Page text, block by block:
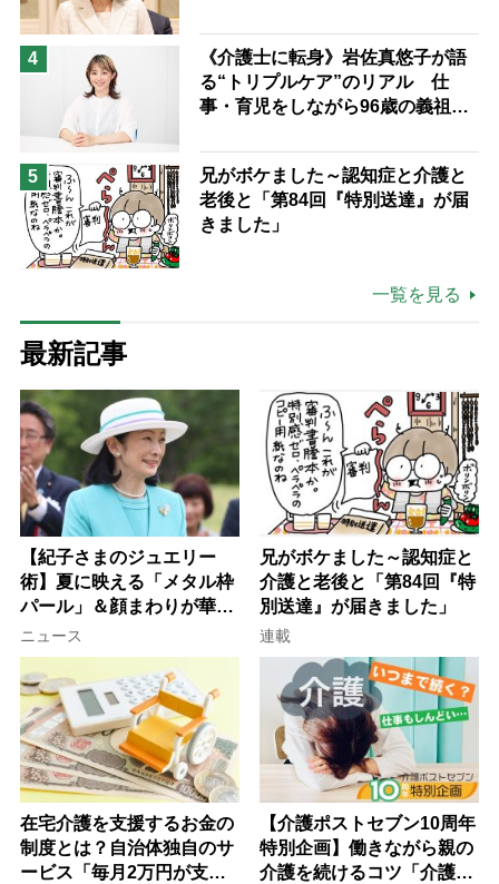
4
《介護士に転身》岩佐真悠子が語
る“トリプルケア”のリアル 仕
事・育児をしながら96歳の義祖母
る「家での介護は“雑”でも気にし
ない」
5
兄がボケました～認知症と介護と
老後と「第84回『特別送達』が届
きました」
一覧を見る
最新記事
【紀子さまのジュエリー
術】夏に映える「メタル枠
パール」＆顔まわりが華や
ぐ「揺れる一粒」の使い分
け方
ニュース
兄がボケました～認知症と
介護と老後と「第84回『特
別送達』が届きました」
連載
在宅介護を支援するお金の
制度とは？自治体独自のサ
ービス「毎月2万円が支給
【介護ポストセブン10周年
特別企画】働きながら親の
介護を続けるコツ「介護は